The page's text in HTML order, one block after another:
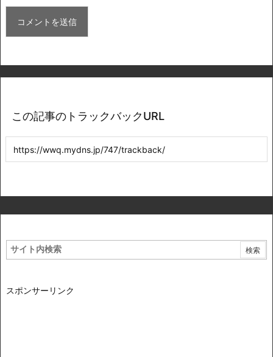
この記事のトラックバックURL
スポンサーリンク